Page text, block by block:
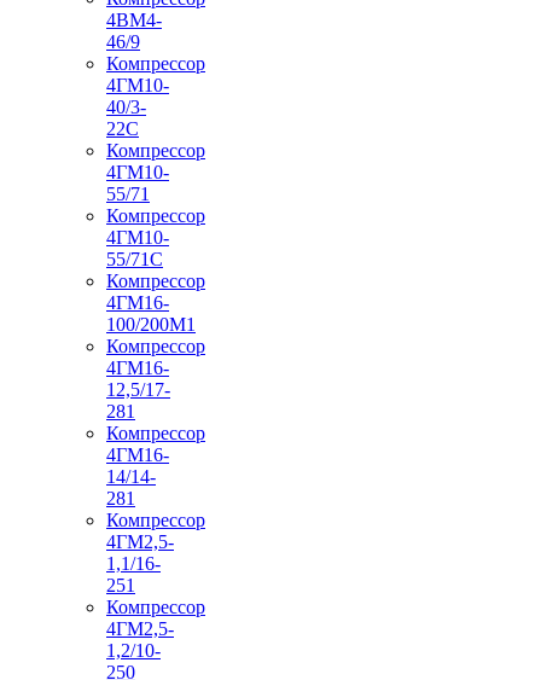
4ВМ4-
46/9
Компрессор
4ГМ10-
40/3-
22С
Компрессор
4ГМ10-
55/71
Компрессор
4ГМ10-
55/71С
Компрессор
4ГМ16-
100/200М1
Компрессор
4ГМ16-
12,5/17-
281
Компрессор
4ГМ16-
14/14-
281
Компрессор
4ГМ2,5-
1,1/16-
251
Компрессор
4ГМ2,5-
1,2/10-
250